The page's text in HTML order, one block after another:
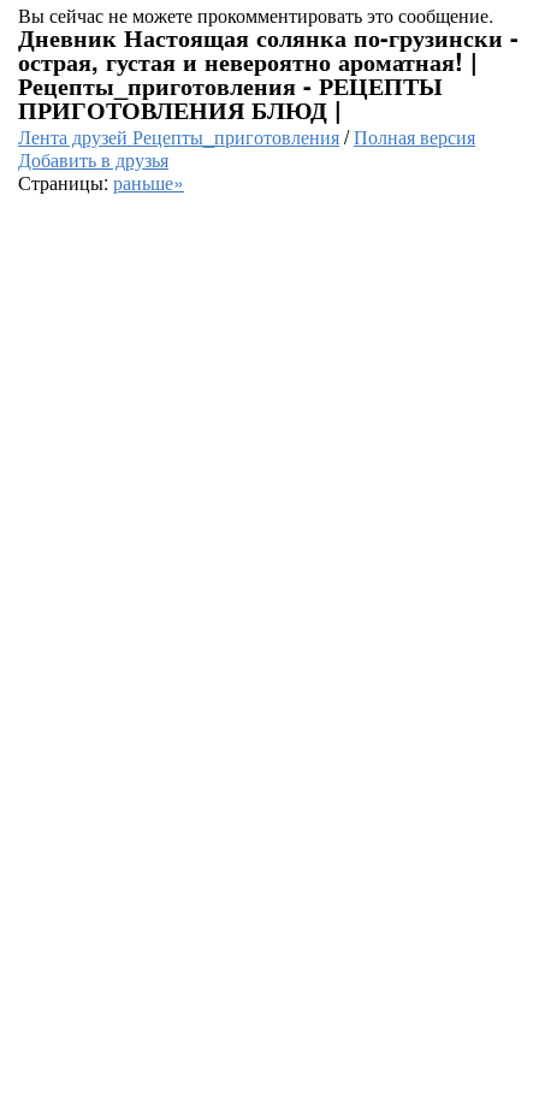
Вы сейчас не можете прокомментировать это сообщение.
Дневник Настоящая солянка по-грузински -
острая, густая и невероятно ароматная! |
Рецепты_приготовления - РЕЦЕПТЫ
ПРИГОТОВЛЕНИЯ БЛЮД |
Лента друзей Рецепты_приготовления/Полная версия
Добавить в друзья
Страницы: раньше»